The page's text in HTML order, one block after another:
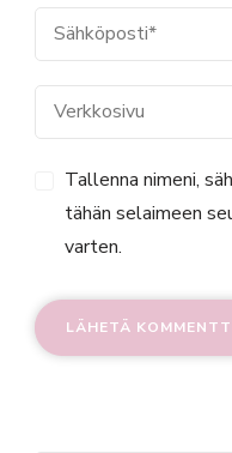
Tallenna nimeni,
tähän selaimeen
varten.